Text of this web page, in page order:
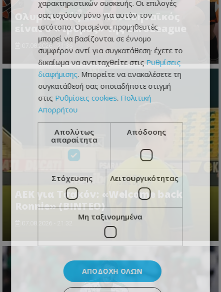
Ολυμπιακός και Παναθηναϊκός
είναι ο «τρόμος» της EuroLeague
07.08.2026 - 21:36
ΑΕΚ για Τσακόν: «Welcome back
Ronnie» (ΒΙΝΤΕΟ)
χαρακτηριστικών συσκευής. Οι επιλογές
σας ισχύουν μόνο για αυτόν τον
ιστότοπο. Ορισμένοι προμηθευτές
μπορεί να βασίζονται σε έννομο
συμφέρον αντί για συγκατάθεση· έχετε το
δικαίωμα να αντιταχθείτε στις Ρυθμίσεις
διαφήμισης. Μπορείτε να ανακαλέσετε τη
συγκατάθεσή σας οποιαδήποτε στιγμή
στις Ρυθμίσεις cookies. Πολιτική
Απορρήτου
Απολύτως
απαραίτητα
Απόδοσης
Στόχευσης Λειτουργικότητας
Μη ταξινομημένα
ΑΠΟΔΟΧΉ ΌΛΩΝ